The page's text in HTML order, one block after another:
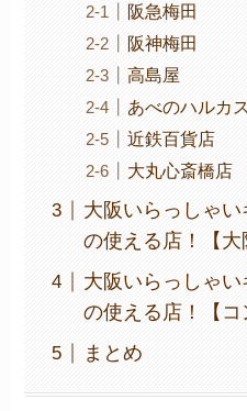
阪急梅田
阪神梅田
高島屋
あべのハルカス
近鉄百貨店
大丸心斎橋店
大阪いらっしゃ
の使える店！【大
大阪いらっしゃ
の使える店！【コ
まとめ